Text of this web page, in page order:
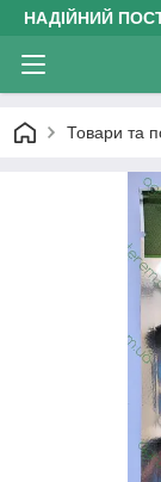
НАДІЙНИЙ
Товари та